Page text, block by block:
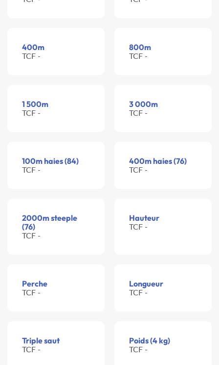
400m
TCF -
800m
TCF -
1 500m
TCF -
3 000m
TCF -
100m haies (84)
TCF -
400m haies (76)
TCF -
2000m steeple
(76)
TCF -
Hauteur
TCF -
Perche
TCF -
Longueur
TCF -
Triple saut
TCF -
Poids (4 kg)
TCF -